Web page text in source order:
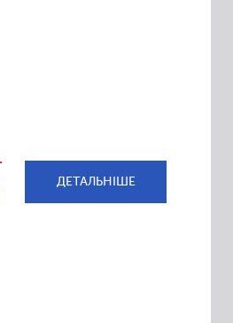
ДЕТАЛЬНІШЕ